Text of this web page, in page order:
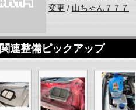
変更 / 山ちゃん７７７
関連整備ピックアップ